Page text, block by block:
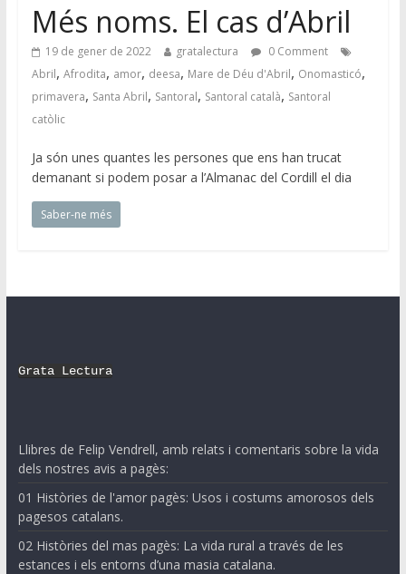
Més noms. El cas d’Abril
19 de gener de 2022 gratalectura
0 Comment
Abril, Afrodita, amor, deesa, Mare de Déu d'Abril, Onomasticó,
primavera, Santa Abril, Santoral, Santoral català, Santoral
catòlic
Ja són unes quantes les persones que ens han trucat
demanant si podem posar a l’Almanac del Cordill el dia
Saber-ne més
Grata Lectura
Llibres de Felip Vendrell, amb relats i comentaris sobre la vida
dels nostres avis a pagès:
01 Històries de l'amor pagès: Usos i costums amorosos dels
pagesos catalans.
02 Històries del mas pagès: La vida rural a través de les
estances i els entorns d’una masia catalana.